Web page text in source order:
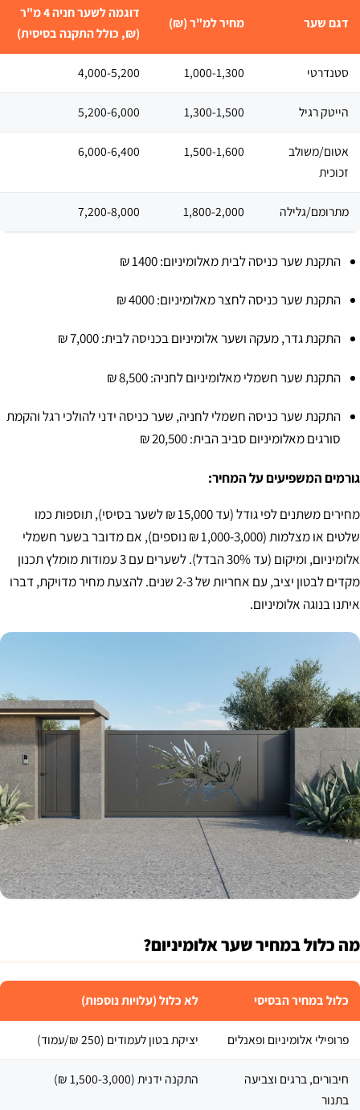
דגם שער מחיר למ"ר (₪)
דוגמה לשער חניה 4 מ"ר
(₪, כולל התקנה בסיסית)
סטנדרטי 1,000-1,300
4,000-5,200 ​
הייטק רגיל 1,300-1,500
5,200-6,000 ​
אטום/משולב
זכוכית
1,500-1,600
6,000-6,400 ​
מתרומם/גלילה 1,800-2,000
7,200-8,000 ​
התקנת שער כניסה לבית מאלומיניום: 1400 ₪
התקנת שער כניסה לחצר מאלומיניום: 4000 ₪
התקנת גדר, מעקה ושער אלומיניום בכניסה לבית: 7,000 ₪
התקנת שער חשמלי מאלומיניום לחניה: 8,500 ₪
התקנת שער כניסה חשמלי לחניה, שער כניסה ידני להולכי רגל והקמת
סורגים מאלומיניום סביב הבית: 20,500 ₪
גורמים המשפיעים על המחיר:
מחירים משתנים לפי גודל (עד 15,000 ₪ לשער בסיסי), תוספות כמו
שלטים או מצלמות (1,000-3,000 ₪ נוספים), אם מדובר בשער חשמלי
אלומיניום, ומיקום (עד 30% הבדל). לשערים עם 3 עמודות מומלץ תכנון
מקדים לבטון יציב, עם אחריות של 2-3 שנים. להצעת מחיר מדויקת, דברו
איתנו בנוגה אלומיניום.
מה כלול במחיר שער אלומיניום?
כלול במחיר הבסיסי לא כלול (עלויות נוספות)
פרופילי אלומיניום ופאנלים ​ יציקת בטון לעמודים (250 ₪/עמוד) ​
חיבורים, ברגים וצביעה
בתנור ​
התקנה ידנית (1,500-3,000 ₪) ​